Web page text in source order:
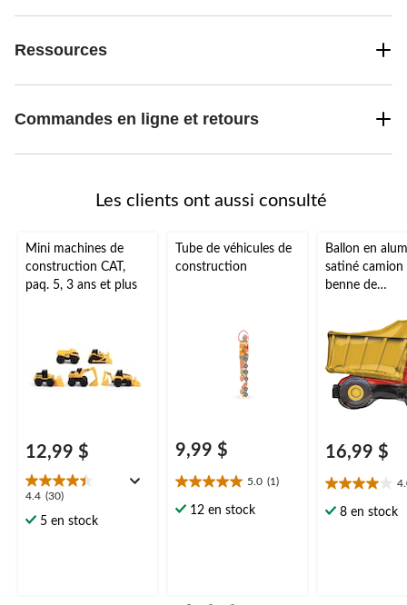
Ressources
Commandes en ligne et retours
Les clients ont aussi consulté
Mini machines de
construction CAT,
paq. 5, 3 ans et plus
12,99 $
4.4 (30)
4.4
étoile(s)
5 en stock
Tube de véhicules de
construction
9,99 $
5.0 (1)
5.0
étoile(s)
12 en stock
Ballon en
satiné camion
benne de
rouge/jaune,
gonflement à
et ruban
fête
16,99 $
4.0
étoile(s)
8 en stock